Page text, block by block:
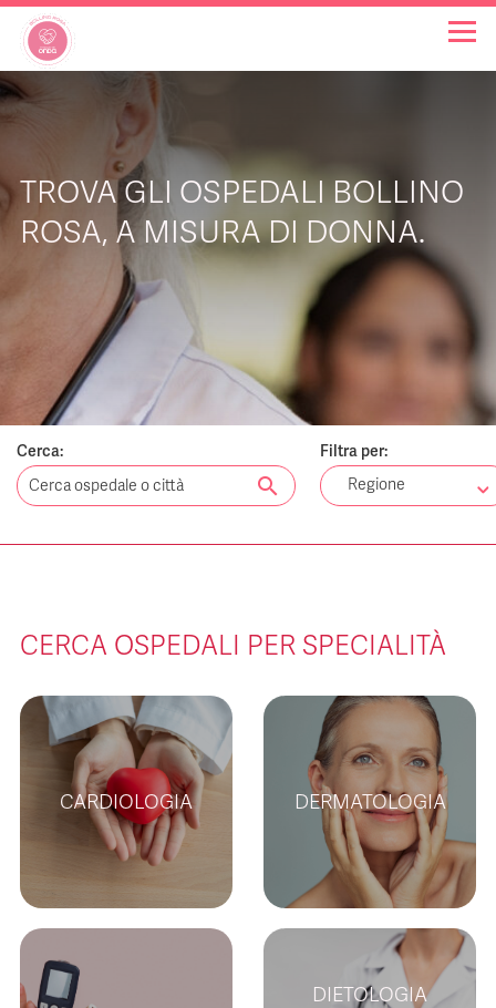
OSPEDALI BOLLINO ROSA
INIZIATIVE
CHI SIAMO
TROVA GLI OSPEDALI BOLLINO
ROSA, A MISURA DI DONNA.
Cerca:
search
Filtra per:
Regione
CERCA OSPEDALI PER SPECIALITÀ
CARDIOLOGIA DERMATOLOGIA
DIETOLOGIA